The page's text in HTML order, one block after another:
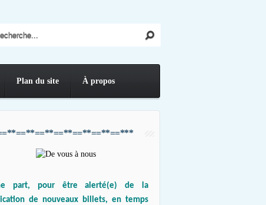
Plan du site À propos
part, pour être alerté(e) de la
de nouveaux billets, en temps